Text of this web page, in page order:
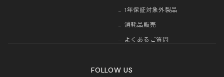
1年保証対象外製品
消耗品販売
よくあるご質問
FOLLOW US